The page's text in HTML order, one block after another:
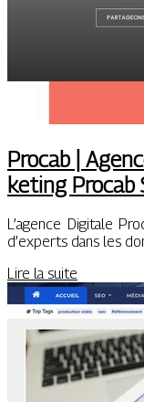
Procab |
ke­ting Procab
L’agence Digitale
d’experts dans les
Lire la suite